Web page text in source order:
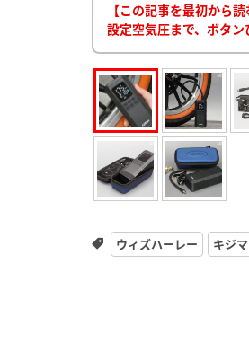
【この記事を最初から読
設定空気圧まで、ボタ
ウィズハーレー キジマ